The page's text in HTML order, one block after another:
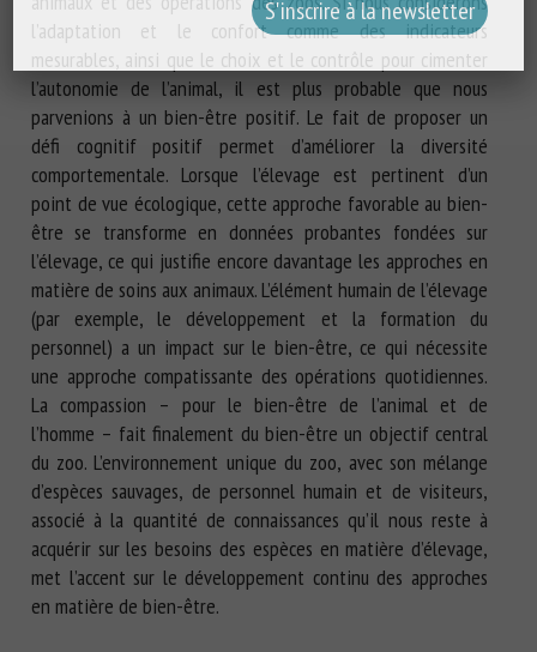
l’adaptation et le confort comme des indicateurs
mesurables, ainsi que le choix et le contrôle pour cimenter
l’autonomie de l’animal, il est plus probable que nous
parvenions à un bien-être positif. Le fait de proposer un
défi cognitif positif permet d’améliorer la diversité
comportementale. Lorsque l’élevage est pertinent d’un
point de vue écologique, cette approche favorable au bien-
être se transforme en données probantes fondées sur
l’élevage, ce qui justifie encore davantage les approches en
matière de soins aux animaux. L’élément humain de l’élevage
(par exemple, le développement et la formation du
personnel) a un impact sur le bien-être, ce qui nécessite
une approche compatissante des opérations quotidiennes.
La compassion – pour le bien-être de l’animal et de
l’homme – fait finalement du bien-être un objectif central
du zoo. L’environnement unique du zoo, avec son mélange
d’espèces sauvages, de personnel humain et de visiteurs,
associé à la quantité de connaissances qu’il nous reste à
acquérir sur les besoins des espèces en matière d’élevage,
met l’accent sur le développement continu des approches
en matière de bien-être.